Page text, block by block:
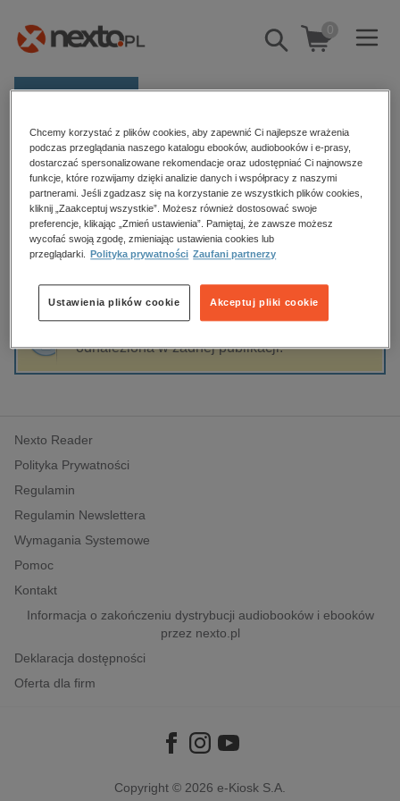
Pokaż/schowaj
wyszukiwarkę
0
E-prasa
Kategorie
Zobacz wszystkie E-prasa
budownictwo, aranżacja wnętrz
biznesowe, branżowe, gospodarka
edukacja
hobby, sport, rozrywka
komputery, internet, technologie, informatyka
polityka, społeczno-informacyjne
psychologiczne
inne
popularno-naukowe
historia
Strona główna Justyna Braszka
Justyna Braszka
Sortowanie Filtrowanie
odnaleziona w żadnej publikacji.
Nexto Reader
Polityka Prywatności
Regulamin
Regulamin Newslettera
Wymagania Systemowe
Pomoc
Kontakt
Informacja o zakończeniu dystrybucji audiobooków i ebooków
przez nexto.pl
Deklaracja dostępności
Oferta dla firm
Copyright © 2026 e-Kiosk S.A.
Chcemy korzystać z plików cookies, aby zapewnić Ci najlepsze wrażenia
podczas przeglądania naszego katalogu ebooków, audiobooków i e-prasy,
dostarczać spersonalizowane rekomendacje oraz udostępniać Ci najnowsze
funkcje, które rozwijamy dzięki analizie danych i współpracy z naszymi
partnerami. Jeśli zgadzasz się na korzystanie ze wszystkich plików cookies,
kliknij „Zaakceptuj wszystkie”. Możesz również dostosować swoje
preferencje, klikając „Zmień ustawienia”. Pamiętaj, że zawsze możesz
wycofać swoją zgodę, zmieniając ustawienia cookies lub
przeglądarki.
Polityka prywatności Zaufani partnerzy
Akceptuj pliki cookie
Ustawienia plików cookie